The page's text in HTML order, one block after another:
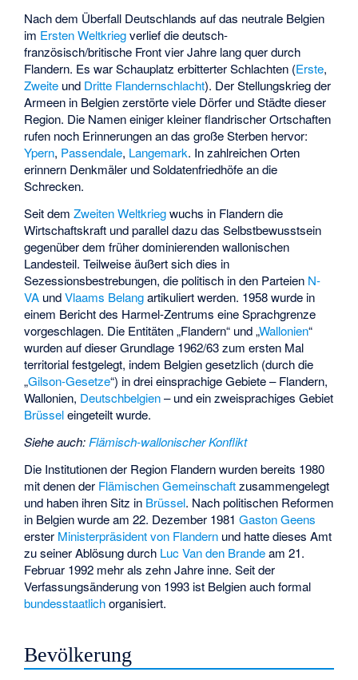
Nach dem Überfall Deutschlands auf das neutrale Belgien
im Ersten Weltkriegverlief die deutsch-
französisch/britische Front vier Jahre lang quer durch
Flandern. Es war Schauplatz erbitterter Schlachten (Erste,
Zweite und Dritte Flandernschlacht). Der Stellungskrieg der
Armeen in Belgien zerstörte viele Dörfer und Städte dieser
Region. Die Namen einiger kleiner flandrischer Ortschaften
rufen noch Erinnerungen an das große Sterben hervor:
Ypern, Passendale, Langemark. In zahlreichen Orten
erinnern Denkmäler und Soldatenfriedhöfe an die
Schrecken.
Seit demZweiten Weltkriegwuchs in Flandern die
Wirtschaftskraft und parallel dazu das Selbstbewusstsein
gegenüber dem früher dominierenden wallonischen
Landesteil. Teilweise äußert sich dies in
Sezessionsbestrebungen, die politisch in den Parteien N-
VA undVlaams Belangartikuliert werden. 1958 wurde in
einem Bericht des Harmel-Zentrums eine Sprachgrenze
vorgeschlagen. Die Entitäten „Flandern“ und „Wallonien“
wurden auf dieser Grundlage 1962/63 zum ersten Mal
territorial festgelegt, indem Belgien gesetzlich (durch die
„Gilson-Gesetze“) in drei einsprachige Gebiete – Flandern,
Wallonien, Deutschbelgien– und ein zweisprachiges Gebiet
Brüsseleingeteilt wurde.
Siehe auch: Flämisch-wallonischer Konflikt
Die Institutionen der Region Flandern wurden bereits 1980
mit denen der Flämischen Gemeinschaftzusammengelegt
und haben ihren Sitz in Brüssel. Nach politischen Reformen
in Belgien wurde am 22. Dezember 1981Gaston Geens
erster Ministerpräsident von Flandern und hatte dieses Amt
zu seiner Ablösung durch Luc Van den Brandeam 21.
Februar 1992 mehr als zehn Jahre inne. Seit der
Verfassungsänderung von 1993 ist Belgien auch formal
bundesstaatlichorganisiert.
Bevölkerung